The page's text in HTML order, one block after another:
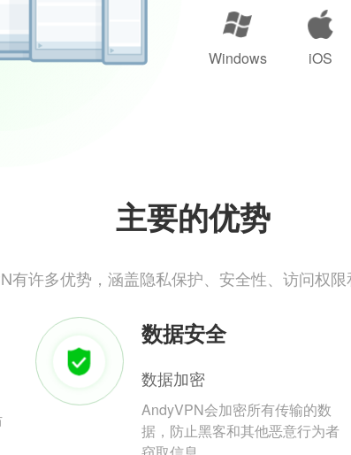
Windows iOS
主要的优势
有许多优势，涵盖隐私保护、安全性、访问权
数据安全
数据加密
AndyVPN会加密所有传输的数
据，防止黑客和其他恶意行为者